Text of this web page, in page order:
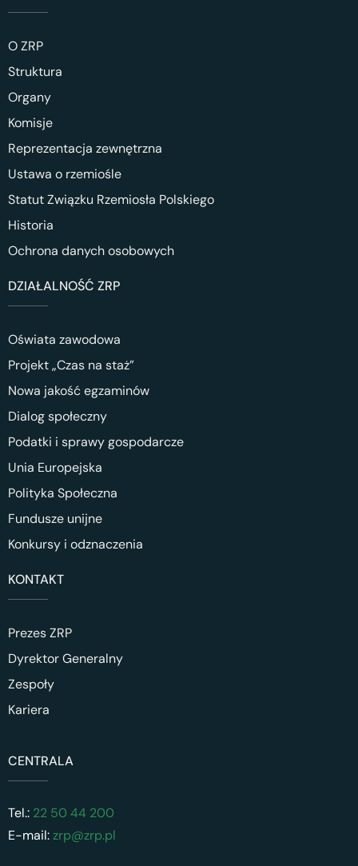
O ZRP
Struktura
Organy
Komisje
Reprezentacja zewnętrzna
Ustawa o rzemiośle
Statut Związku Rzemiosła Polskiego
Historia
Ochrona danych osobowych
DZIAŁALNOŚĆ ZRP
Oświata zawodowa
Projekt „Czas na staż”
Nowa jakość egzaminów
Dialog społeczny
Podatki i sprawy gospodarcze
Unia Europejska
Polityka Społeczna
Fundusze unijne
Konkursy i odznaczenia
KONTAKT
Prezes ZRP
Dyrektor Generalny
Zespoły
Kariera
CENTRALA
Tel.: 22 50 44 200
E-mail:zrp@zrp.pl